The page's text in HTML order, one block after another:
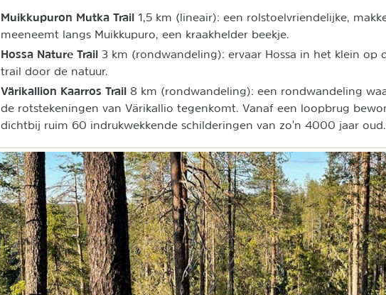
Muikkupuron Mutka Trail 1,5 km (lineair): een rolstoelvriendelijke,
meeneemt langs Muikkupuro, een kraakhelder beekje.
Hossa Nature Trail 3 km (rondwandeling): ervaar Hossa in het klein op
trail door de natuur.
Värikallion Kaarros Trail 8 km (rondwandeling): een rondwandeling
de rotstekeningen van Värikallio tegenkomt. Vanaf een loopbrug
dichtbij ruim 60 indrukwekkende schilderingen van zo'n 4000 jaar oud.